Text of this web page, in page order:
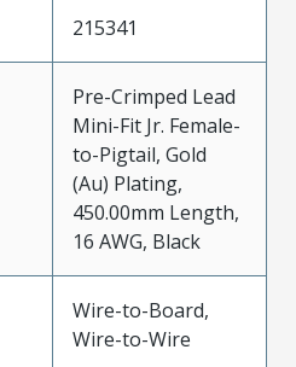
215341
Pre-Crimped Lead
Mini-Fit Jr. Female-
to-Pigtail, Gold
(Au) Plating,
450.00mm Length,
16 AWG, Black
Wire-to-Board,
Wire-to-Wire